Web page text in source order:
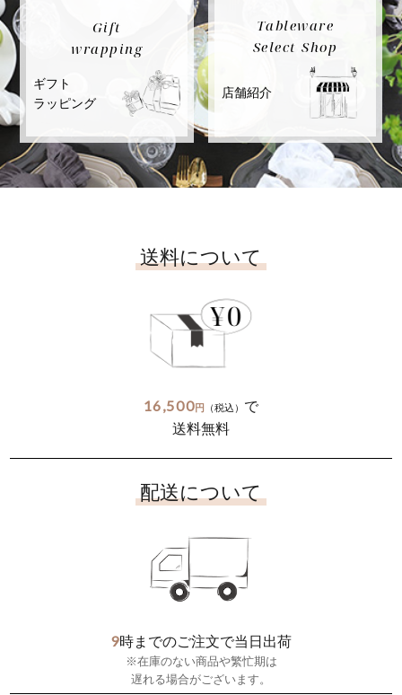
Gift
wrapping
ギフト
ラッピング
Tableware
Select Shop
店舗紹介
送料について
16,500円 （税込） で
送料無料
配送について
9時までのご注文で当日出荷
※在庫のない商品や繁忙期は
遅れる場合がございます。